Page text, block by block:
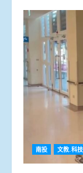
南投 文教.科技